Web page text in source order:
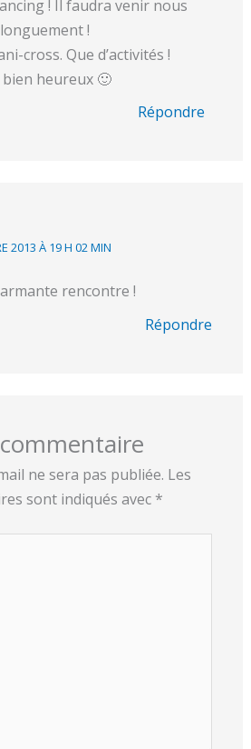
! Il faudra venir nous
!
cross. Que d’activités !
heureux 🙂
Répondre
2013 À 19 H 02 MIN
rencontre !
Répondre
ne sera pas publiée. Les
sont indiqués avec *